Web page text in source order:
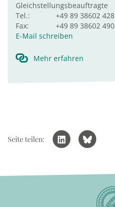
Gleichstellungsbeauftragte
Tel.:
+49 89 38602 428
Fax:
+49 89 38602 490
E-Mail schreiben
Mehr erfahren
Seite teilen: